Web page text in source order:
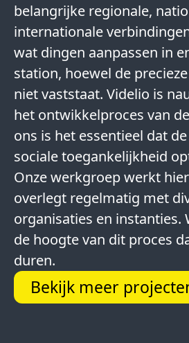
belangrijke regionale,
internationale
wat dingen aanpassen in
station, hoewel de
niet vaststaat. Videlio is
het ontwikkelproces van
ons is het essentieel dat
sociale toegankelijkheid
Onze werkgroep werkt
overlegt regelmatig met
organisaties en instanties.
de hoogte van dit proces
duren.
Bekijk meer